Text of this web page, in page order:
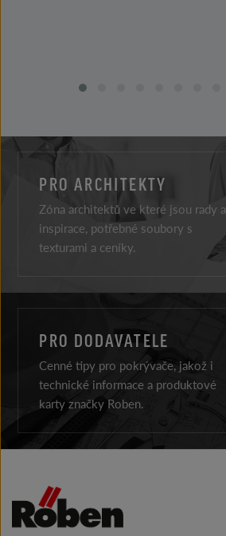
PRO ARCHITEKTY
Zóna architektů ve které jsou rady a
inspirace, potřebné soubory s
texturami a ceníky.
PRO DODAVATELE
Cenné tipy pro pokrývače, jakož i
technické informace a produktové
karty značky Roben.